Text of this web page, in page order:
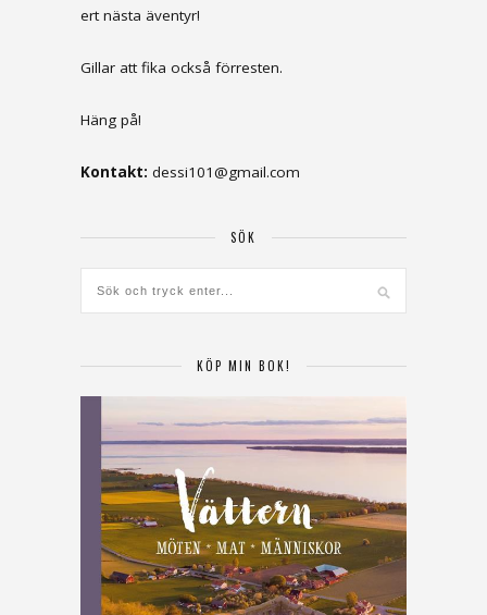
ert nästa äventyr!
Gillar att fika också förresten.
Häng på!
Kontakt: dessi101@gmail.com
SÖK
KÖP MIN BOK!